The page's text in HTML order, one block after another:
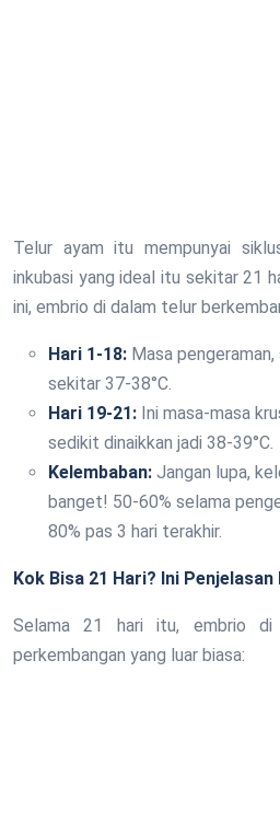
Telur ayam itu mempunyai
inkubasi yang ideal itu sekitar 21
ini, embrio di dalam telur
Hari 1-18: Masa
sekitar 37-38°C.
Hari 19-21: Ini masa-masa
sedikit dinaikkan jadi 38-39°C.
Kelembaban: Jangan lupa,
banget! 50-60% selama
80% pas 3 hari terakhir.
Kok Bisa 21 Hari? Ini
Selama 21 hari itu, embrio di
perkembangan yang luar biasa: